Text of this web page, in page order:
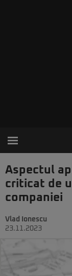
Aspectul
criticat de
companiei
Vlad Ionescu
23.11.2023